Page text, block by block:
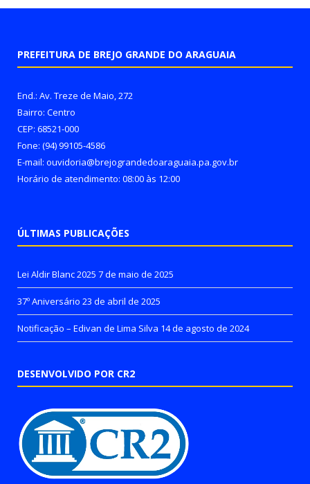
PREFEITURA DE BREJO GRANDE DO ARAGUAIA
End.: Av. Treze de Maio, 272
Bairro: Centro
CEP: 68521-000
Fone: (94) 99105-4586
E-mail: ouvidoria@brejograndedoaraguaia.pa.gov.br
Horário de atendimento: 08:00 às 12:00
ÚLTIMAS PUBLICAÇÕES
Lei Aldir Blanc 2025 7 de maio de 2025
37º Aniversário 23 de abril de 2025
Notificação – Edivan de Lima Silva 14 de agosto de 2024
DESENVOLVIDO POR CR2